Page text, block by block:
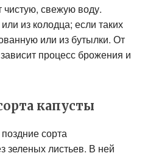
чистую, свежую воду.
из колодца; если таких
или из бутылки. От
процесс брожения и
капусты
сорта
зеленых листьев. В ней